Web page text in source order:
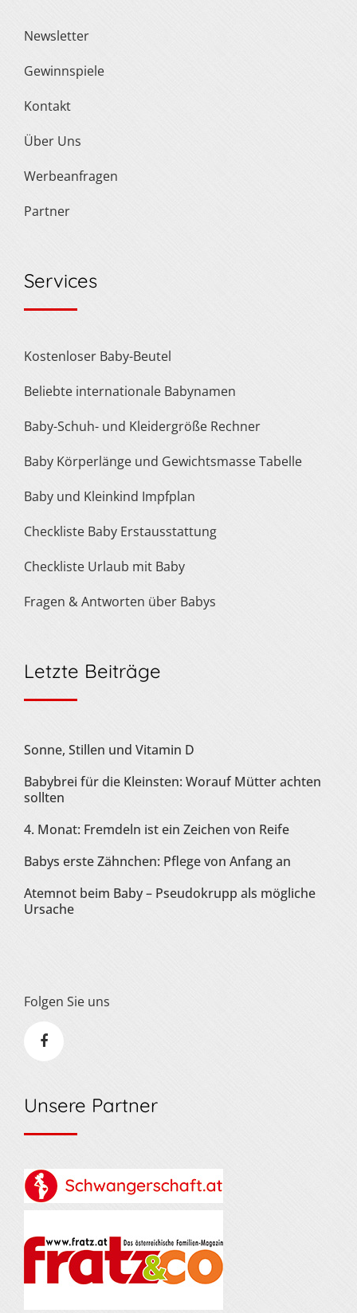
Newsletter
Gewinnspiele
Kontakt
Über Uns
Werbeanfragen
Partner
Services
Kostenloser Baby-Beutel
Beliebte internationale Babynamen
Baby-Schuh- und Kleidergröße Rechner
Baby Körperlänge und Gewichtsmasse Tabelle
Baby und Kleinkind Impfplan
Checkliste Baby Erstausstattung
Checkliste Urlaub mit Baby
Fragen & Antworten über Babys
Letzte Beiträge
Sonne, Stillen und Vitamin D
Babybrei für die Kleinsten: Worauf Mütter achten
sollten
4. Monat: Fremdeln ist ein Zeichen von Reife
Babys erste Zähnchen: Pflege von Anfang an
Atemnot beim Baby – Pseudokrupp als mögliche
Ursache
Folgen Sie uns
Unsere Partner